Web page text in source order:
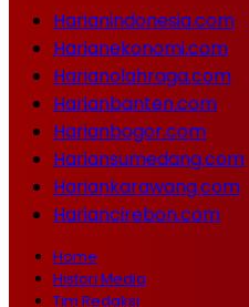
Harianindonesia.com
Harianekonomi.com
Harianolahraga.com
Harianbanten.com
Harianbogor.com
Hariansumedang.com
Hariankarawang.com
Hariancirebon.com
Home
Histori Media
Tim Redaksi